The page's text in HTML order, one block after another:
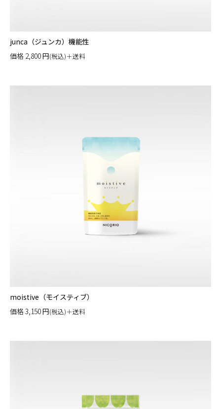
junca（ジュンカ）機能性
価格 2,800円(税込)＋送料
moistive（モイスティブ）
価格3,150円(税込)＋送料